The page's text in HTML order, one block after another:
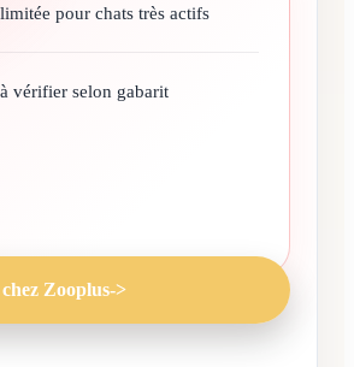
pour chats très actifs
vérifier selon gabarit
Zooplus->